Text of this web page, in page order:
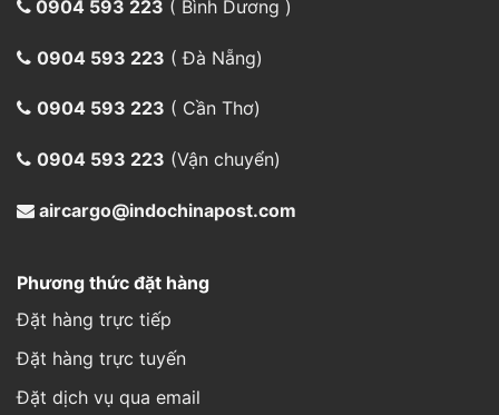
0904 593 223 ( Bình Dương )
0904 593 223 ( Đà Nẵng)
0904 593 223 ( Cần Thơ)
0904 593 223 (Vận chuyển)
aircargo@indochinapost.com
Phương thức đặt hàng
Đặt hàng trực tiếp
Đặt hàng trực tuyến
Đặt dịch vụ qua email